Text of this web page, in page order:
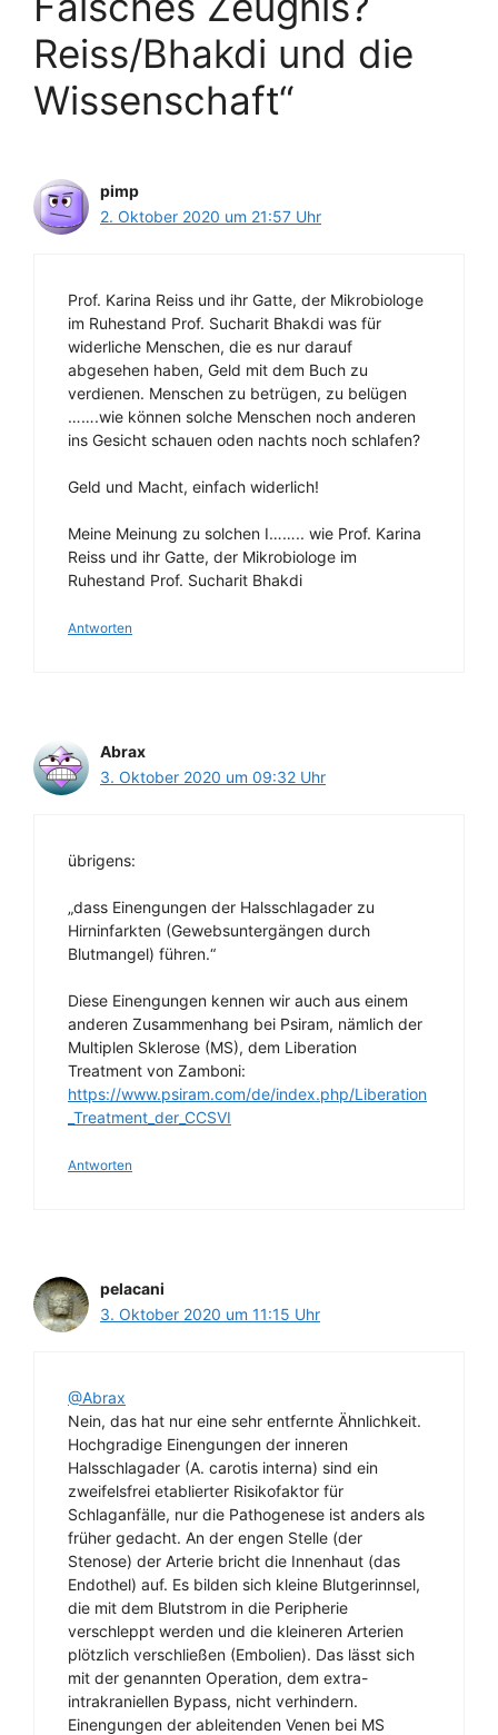
Reiss/Bhakdi und die
Wissenschaft“
pimp
2. Oktober 2020 um 21:57 Uhr
Prof. Karina Reiss und ihr Gatte, der Mikrobiologe
im Ruhestand Prof. Sucharit Bhakdi was für
widerliche Menschen, die es nur darauf
abgesehen haben, Geld mit dem Buch zu
verdienen. Menschen zu betrügen, zu belügen
…….wie können solche Menschen noch anderen
ins Gesicht schauen oden nachts noch schlafen?
Geld und Macht, einfach widerlich!
Meine Meinung zu solchen I…….. wie Prof. Karina
Reiss und ihr Gatte, der Mikrobiologe im
Ruhestand Prof. Sucharit Bhakdi
Antworten
Abrax
3. Oktober 2020 um 09:32 Uhr
übrigens:
„dass Einengungen der Halsschlagader zu
Hirninfarkten (Gewebsuntergängen durch
Blutmangel) führen.“
Diese Einengungen kennen wir auch aus einem
anderen Zusammenhang bei Psiram, nämlich der
Multiplen Sklerose (MS), dem Liberation
Treatment von Zamboni:
https://www.psiram.com/de/index.php/Liberation
_Treatment_der_CCSVI
Antworten
pelacani
3. Oktober 2020 um 11:15 Uhr
@Abrax
Nein, das hat nur eine sehr entfernte Ähnlichkeit.
Hochgradige Einengungen der inneren
Halsschlagader (A. carotis interna) sind ein
zweifelsfrei etablierter Risikofaktor für
Schlaganfälle, nur die Pathogenese ist anders als
früher gedacht. An der engen Stelle (der
Stenose) der Arterie bricht die Innenhaut (das
Endothel) auf. Es bilden sich kleine Blutgerinnsel,
die mit dem Blutstrom in die Peripherie
verschleppt werden und die kleineren Arterien
plötzlich verschließen (Embolien). Das lässt sich
mit der genannten Operation, dem extra-
intrakraniellen Bypass, nicht verhindern.
Einengungen der ableitenden Venen bei MS